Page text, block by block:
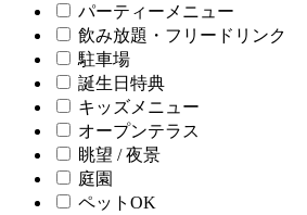
パーティーメニュー
飲み放題・フリードリンク
駐車場
誕生日特典
キッズメニュー
オープンテラス
眺望 / 夜景
庭園
ペットOK